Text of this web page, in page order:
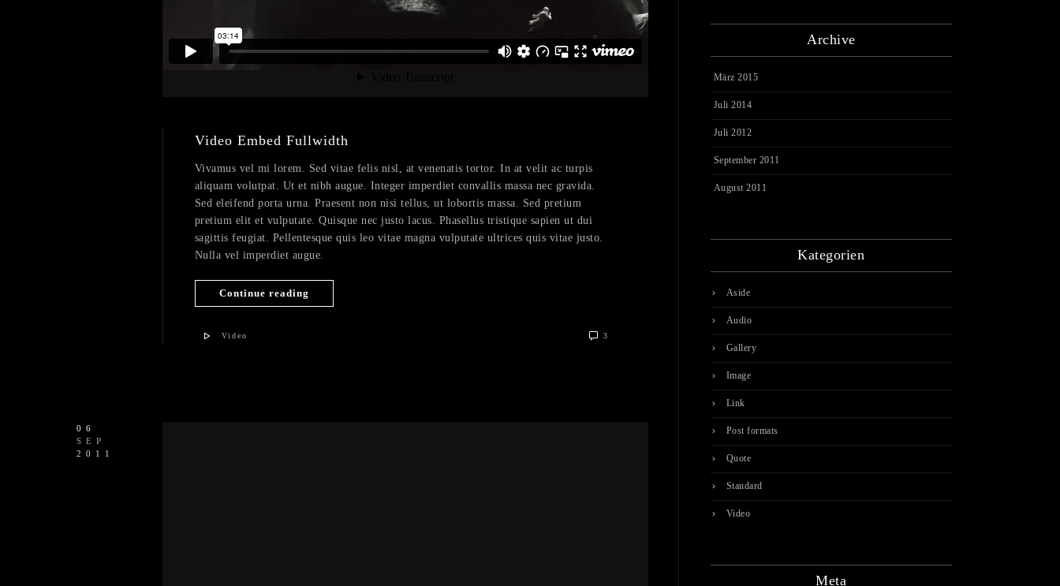
Video Embed Fullwidth
Vivamus vel mi lorem. Sed vitae felis nisl, at venenatis tortor. In at velit ac turpis
aliquam volutpat. Ut et nibh augue. Integer imperdiet convallis massa nec gravida.
Sed eleifend porta urna. Praesent non nisi tellus, ut lobortis massa. Sed pretium
pretium elit et vulputate. Quisque nec justo lacus. Phasellus tristique sapien ut dui
sagittis feugiat. Pellentesque quis leo vitae magna vulputate ultrices quis vitae justo.
Nulla vel imperdiet augue.
Continue reading
Video 3
06
SEP
2011
Archive
März 2015
Juli 2014
Juli 2012
September 2011
August 2011
Kategorien
Aside
Audio
Gallery
Image
Link
Post formats
Quote
Standard
Video
Meta